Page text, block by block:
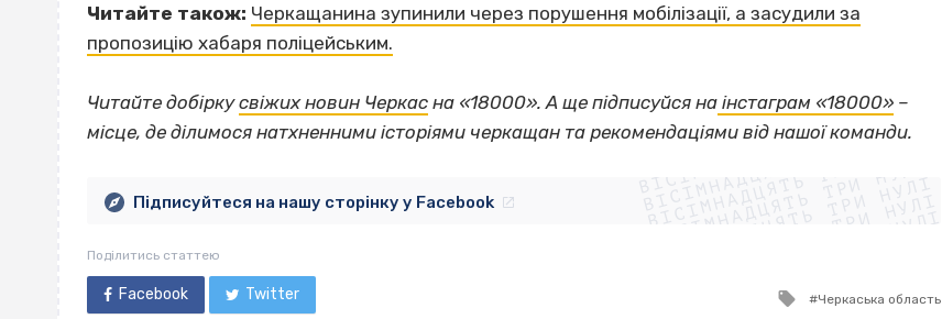
Читайте також: Черкащанина зупинили через порушення мобілізації, а засудили за
пропозицію хабаря поліцейським.
Читайте добіркусвіжих новин Черкас на «18000». А ще підписуйся на інстаграм «18000» –
місце, де ділимося натхненними історіями черкащан та рекомендаціями від нашої команди.
ВІСІМНАДЦЯТЬ ТРИ НУЛІ
ВІСІМНАДЦЯТЬ ТРИ НУЛІ
ВІСІМНАДЦЯТЬ ТРИ НУЛІ
ВІСІМНАДЦЯТЬ ТРИ НУЛІ
ВІСІМНАДЦЯТЬ ТРИ НУЛІ
ВІСІМНАДЦЯТЬ ТРИ НУЛІ
ВІСІМНАДЦЯТЬ ТРИ НУЛІ
ВІСІМНАДЦЯТЬ ТРИ НУЛІ
Підписуйтеся на нашу сторінку у Facebook
Поділитись статтею
Facebook Twitter
Tagged
Черкаська область